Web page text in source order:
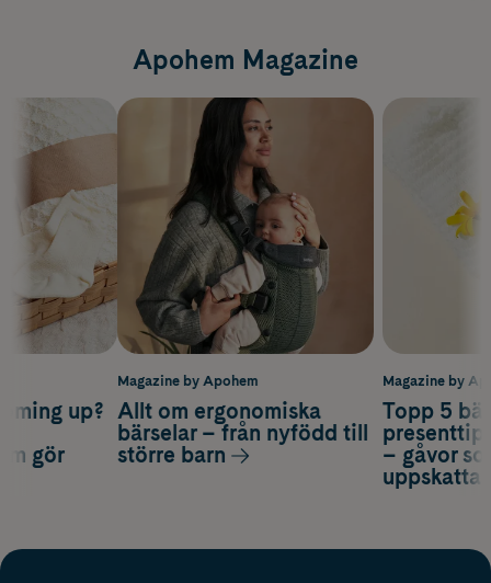
Apohem Magazine
Magazine by
Topp 5
– gåvor
up?
gör
Magazine by Apohem
Allt om ergonomiska
bärselar – från nyfödd till
större barn